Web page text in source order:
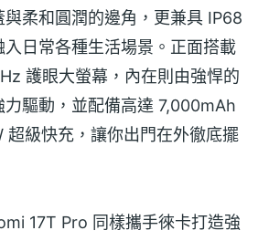
柔和圓潤的邊角，更兼具 IP68
入日常各種生活場景。正面搭載
護眼大螢幕，內在則由強悍的
驅動，並配備高達 7,000mAh
超級快充，讓你出門在外徹底擺
17T Pro 同樣攜手徠卡打造強